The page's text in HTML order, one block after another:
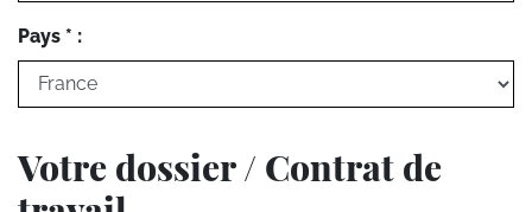
Pays * :
Votre dossier / Contrat de